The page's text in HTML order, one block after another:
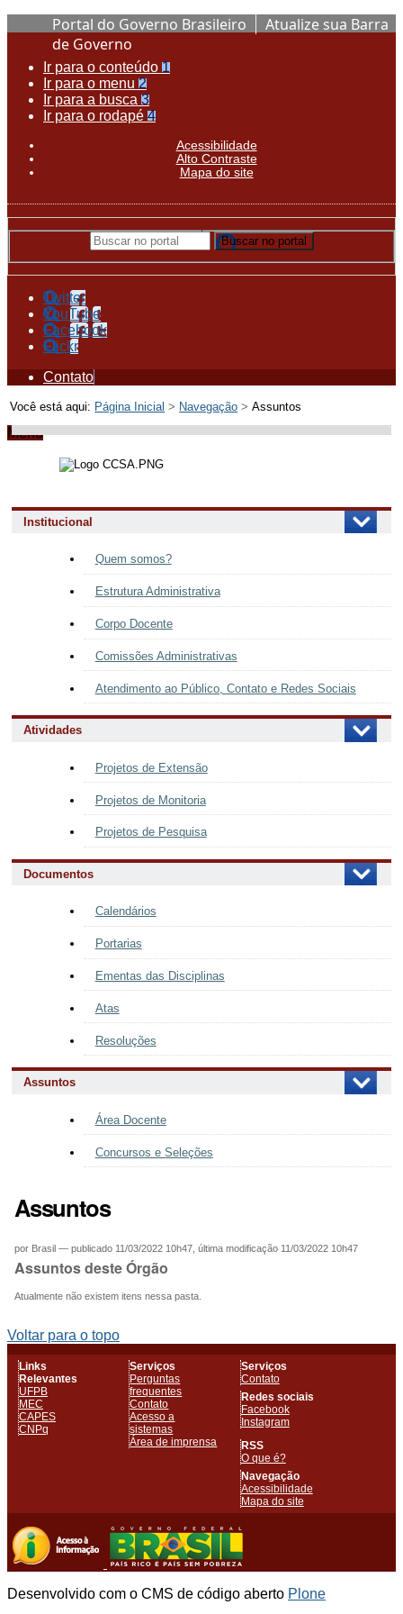
Portal do Governo Brasileiro
Atualize sua Barra
de Governo
Ir para o conteúdo 1
Ir para o menu 2
Ir para a busca 3
Ir para o rodapé 4
Acessibilidade
Alto Contraste
Mapa do site
Buscar no portal
Buscar no portal
Twitter
YouTube
Facebook
Flickr
Contato
Você está aqui: Página Inicial > Navegação >Assuntos
Menu
Institucional
Quem somos?
Estrutura Administrativa
Corpo Docente
Comissões Administrativas
Atendimento ao Público, Contato e Redes Sociais
Atividades
Projetos de Extensão
Projetos de Monitoria
Projetos de Pesquisa
Documentos
Calendários
Portarias
Ementas das Disciplinas
Atas
Resoluções
Assuntos
Área Docente
Concursos e Seleções
Assuntos
por Brasil —publicado 11/03/2022 10h47,última modificação 11/03/2022 10h47
Assuntos deste Órgão
Atualmente não existem itens nessa pasta.
Voltar para o topo
Links
Relevantes
UFPB
MEC
CAPES
CNPq
Serviços
Perguntas
frequentes
Contato
Acesso a
sistemas
Área de imprensa
Serviços
Contato
Redes sociais
Facebook
Instagram
RSS
O que é?
Navegação
Acessibilidade
Mapa do site
Desenvolvido com o CMS de código aberto Plone